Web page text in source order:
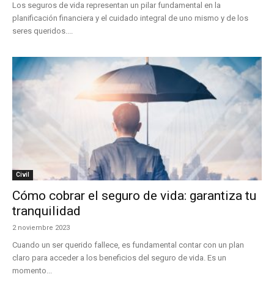
Los seguros de vida representan un pilar fundamental en la
planificación financiera y el cuidado integral de uno mismo y de los
seres queridos....
Civil
Cómo cobrar el seguro de vida: garantiza tu
tranquilidad
2 noviembre 2023
Cuando un ser querido fallece, es fundamental contar con un plan
claro para acceder a los beneficios del seguro de vida. Es un
momento...